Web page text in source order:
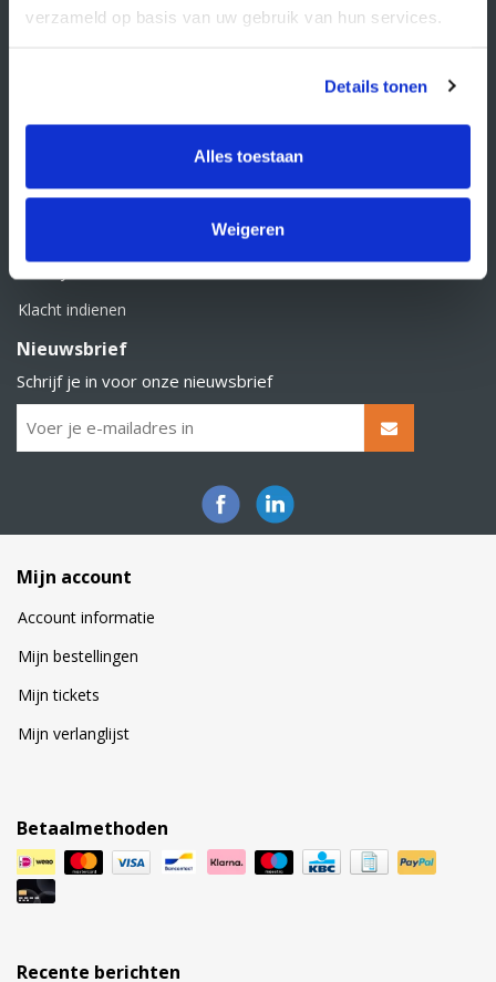
verzameld op basis van uw gebruik van hun services.
Details tonen
Alles toestaan
Weigeren
Retourbeleid
Klacht indienen
Nieuwsbrief
Schrijf je in voor onze nieuwsbrief
Mijn account
Account informatie
Mijn bestellingen
Mijn tickets
Mijn verlanglijst
Betaalmethoden
Recente berichten